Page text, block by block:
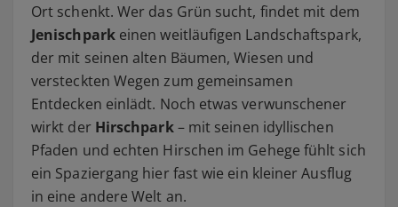
Ort schenkt. Wer das Grün sucht, findet mit dem
Jenischparkeinen weitläufigen Landschaftspark,
der mit seinen alten Bäumen, Wiesen und
versteckten Wegen zum gemeinsamen
Entdecken einlädt. Noch etwas verwunschener
wirkt der Hirschpark– mit seinen idyllischen
Pfaden und echten Hirschen im Gehege fühlt sich
ein Spaziergang hier fast wie ein kleiner Ausflug
in eine andere Welt an.